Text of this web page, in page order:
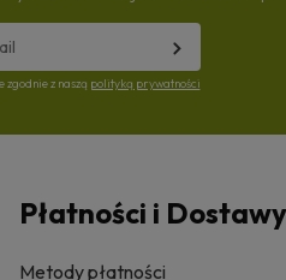
z naszą polityką prywatności
Płatności i Dostawy
Metody płatności